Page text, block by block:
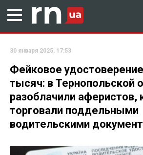
30 января 2025, 17:53
Фейковое
тысяч: в Тернопольской
разоблачили аферистов,
торговали поддельными
водительскими